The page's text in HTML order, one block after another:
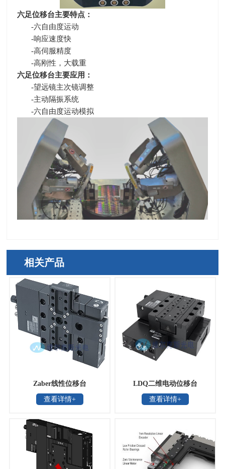
六足位移台主要特点：
-六自由度运动
-响应速度快
-高伺服精度
-高刚性，大载重
六足位移台主要应用：
-望远镜主次镜调整
-主动隔振系统
-六自由度运动模拟
相关产品
Zaber线性位移台
查看详情+
LDQ二维电动位移台
查看详情+